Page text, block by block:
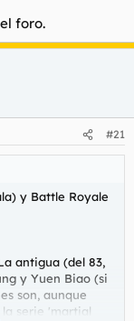
foro.
#21
y Battle Royale
antigua (del 83,
y Yuen Biao (si
son, aunque
serie 'martial